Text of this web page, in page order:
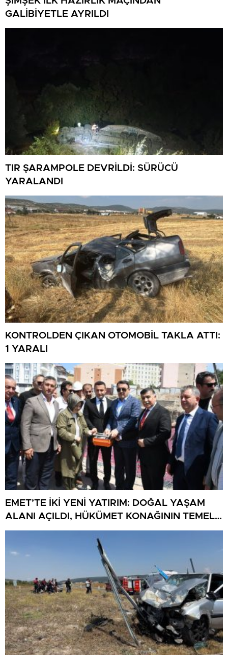
GALİBİYETLE AYRILDI
TIR ŞARAMPOLE DEVRİLDİ: SÜRÜCÜ
YARALANDI
KONTROLDEN ÇIKAN OTOMOBİL TAKLA ATTI:
1 YARALI
EMET’TE İKİ YENİ YATIRIM: DOĞAL YAŞAM
ALANI AÇILDI, HÜKÜMET KONAĞININ TEMELİ
ATILDI